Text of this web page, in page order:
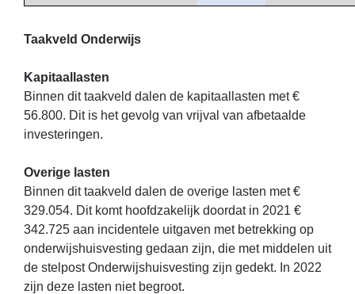
Taakveld Onderwijs
Kapitaallasten
Binnen dit taakveld dalen de kapitaallasten met €
56.800. Dit is het gevolg van vrijval van afbetaalde
investeringen.
Overige lasten
Binnen dit taakveld dalen de overige lasten met €
329.054. Dit komt hoofdzakelijk doordat in 2021 €
342.725 aan incidentele uitgaven met betrekking op
onderwijshuisvesting gedaan zijn, die met middelen uit
de stelpost Onderwijshuisvesting zijn gedekt. In 2022
zijn deze lasten niet begroot.